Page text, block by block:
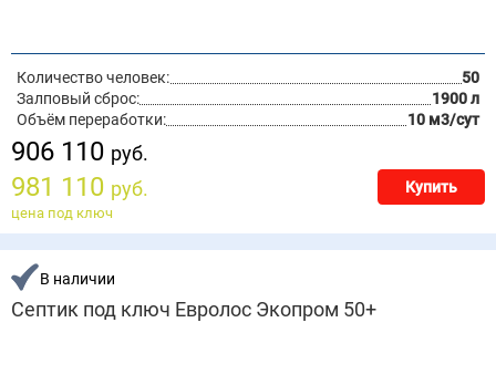
Количество человек:
50
Залповый сброс:
1900 л
Объём переработки:
10 м3/сут
906 110 руб.
981 110 руб. Купить
цена под ключ
В наличии
Септик под ключ Евролос Экопром 50+